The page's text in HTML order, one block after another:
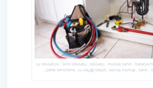
su tesisatçısı , sıhhi tesisatçı , tesisatçı , musluk tamiri , batarya
, petek temizleme , su kaçağı tespiti , korniş montajı , tamir ,